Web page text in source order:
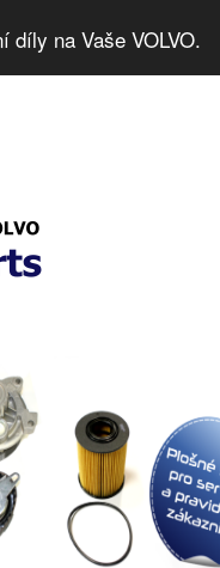
díly na Vaše VOLVO.